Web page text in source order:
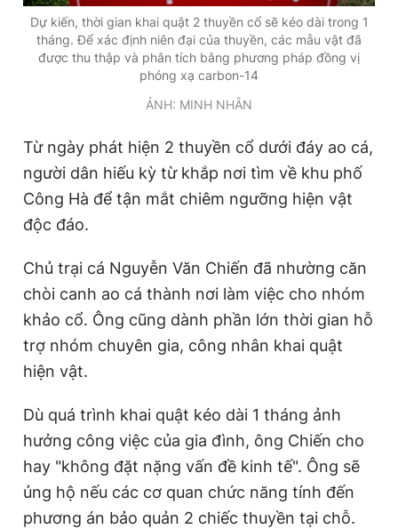
Dự kiến, thời gian khai quật 2 thuyền cổ sẽ kéo dài trong 1
tháng. Để xác định niên đại của thuyền, các mẫu vật đã
được thu thập và phân tích bằng phương pháp đồng vị
phóng xạ carbon-14
ẢNH: MINH NHÂN
Từ ngày phát hiện 2 thuyền cổ dưới đáy ao cá,
người dân hiếu kỳ từ khắp nơi tìm về khu phố
Công Hà để tận mắt chiêm ngưỡng hiện vật
độc đáo.
Chủ trại cá Nguyễn Văn Chiến đã nhường căn
chòi canh ao cá thành nơi làm việc cho nhóm
khảo cổ. Ông cũng dành phần lớn thời gian hỗ
trợ nhóm chuyên gia, công nhân khai quật
hiện vật.
Dù quá trình khai quật kéo dài 1 tháng ảnh
hưởng công việc của gia đình, ông Chiến cho
hay "không đặt nặng vấn đề kinh tế". Ông sẽ
ủng hộ nếu các cơ quan chức năng tính đến
phương án bảo quản 2 chiếc thuyền tại chỗ.